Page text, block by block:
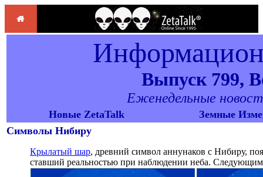
Выпуск 799,
Еженедельные
Новые ZetaTalk
Земные
Символы Нибиру
Крылатый шар, древний символ аннунаков с Нибиру,
ставший реальностью при наблюдении неба.